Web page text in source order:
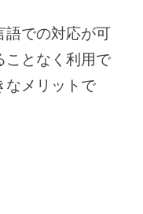
語での対応が可
ことなく利用で
なメリットで